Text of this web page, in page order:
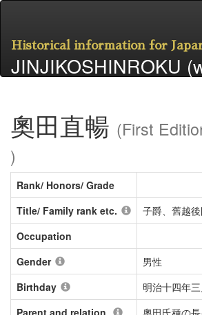
Historical information for
JINJIKOSHINROKU
奧田直暢 (First
)
Rank/ Honors/ Grade
Title/ Family rank etc.
子爵、舊越
Occupation
Gender
男性
Birthday
明治十四年
Parent and relation
奧田氏種の長